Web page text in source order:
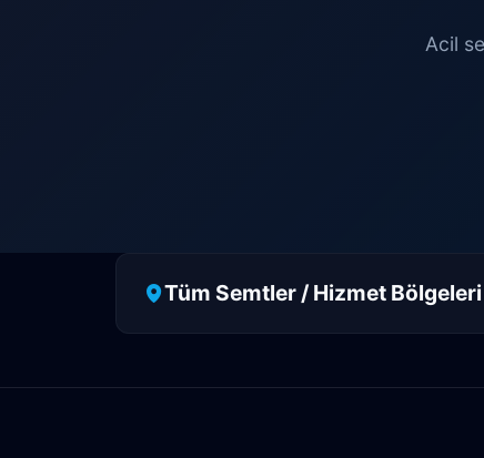
Acil
Tüm Semtler / Hizmet Bölgeleri